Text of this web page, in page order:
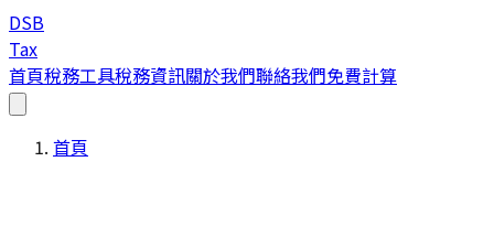
DSB
Tax
首頁稅務工具稅務資訊關於我們聯絡我們免費計算
首頁